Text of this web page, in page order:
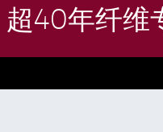
超40年纤维